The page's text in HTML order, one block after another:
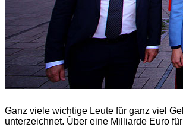
Ganz viele wichtige Leute für ganz viel
unterzeichnet. Über eine Milliarde Euro